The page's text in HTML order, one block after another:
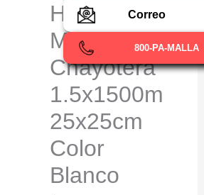
Malla
Chayotera
1.5x1500m
25x25cm
Color
Blanco
Correo
800-PA-MALLA